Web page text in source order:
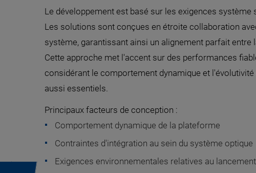
Le développement est basé sur les exigences
Les solutions sont conçues en étroite collaboration
système, garantissant ainsi un alignement parfait
Cette approche met l'accent sur des performances
considérant le comportement dynamique et
aussi essentiels.
Principaux facteurs de conception :
Comportement dynamique de la plateforme
Contraintes d'intégration au sein du système optique
Exigences environnementales relatives au